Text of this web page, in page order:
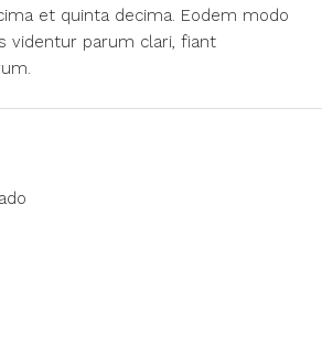
et quinta decima. Eodem modo
videntur parum clari, fiant